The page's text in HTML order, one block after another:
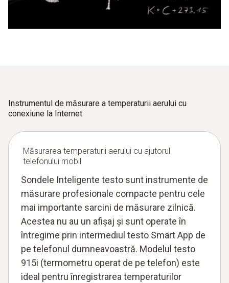
Intervalul fundamental dintre cele două puncte este de
Instrumentul de măsurare a temperaturii aerului cu
conexiune la Internet
Măsurarea temperaturii aerului cu ajutorul
telefonului mobil
Sondele Inteligente testo sunt instrumente de
măsurare profesionale compacte pentru cele
mai importante sarcini de măsurare zilnică.
Acestea nu au un afișaj și sunt operate în
întregime prin intermediul testo Smart App de
pe telefonul dumneavoastră. Modelul testo
915i (termometru operat de pe telefon) este
ideal pentru înregistrarea temperaturilor